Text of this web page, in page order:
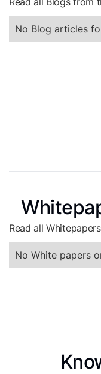
No Blog articles
Read all
No White papers